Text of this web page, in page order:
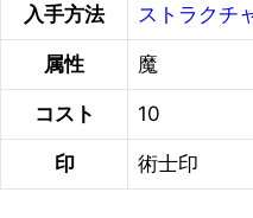
入手方法 ストラクチ
属性 魔
コスト 10
印 術士印